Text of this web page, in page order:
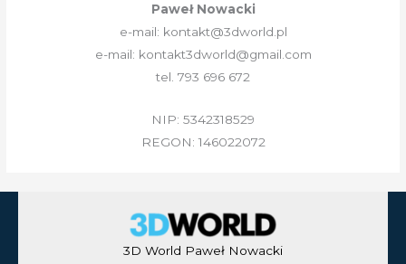
Paweł Nowacki
e-mail: kontakt@3dworld.pl
e-mail: kontakt3dworld@gmail.com
tel. 793 696 672
NIP: 5342318529
REGON: 146022072
3D World Paweł Nowacki